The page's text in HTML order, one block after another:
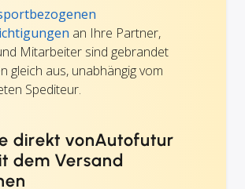
an Ihre Partner,
Mitarbeiter sind gebrandet
gleich aus, unabhängig vom
Spediteur.
direkt vonAutofutur
dem Versand